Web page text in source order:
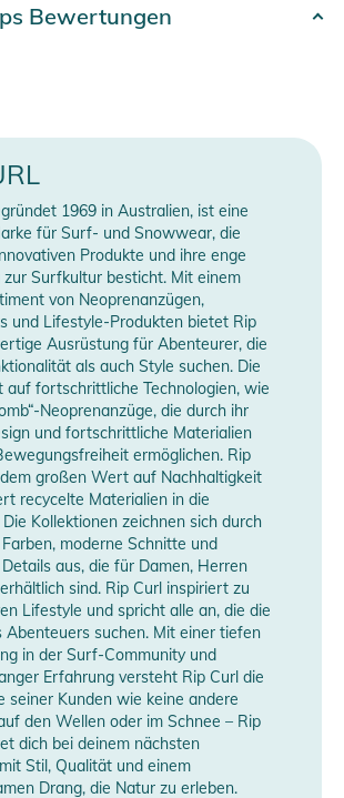
Klettverschluss
Herkunft
und
Sicherheitshinweise und Warnungen
Produkt.
100% Polyester
16
41
Herstellerangaben
anzeigen
Bewertungen
1969 in Australien, ist eine
für Surf- und Snowwear, die
Produkte und ihre enge
zur Surfkultur besticht. Mit einem
von Neoprenanzügen,
und Lifestyle-Produkten bietet Rip
Ausrüstung für Abenteurer, die
als auch Style suchen. Die
auf fortschrittliche Technologien, wie
Neoprenanzüge, die durch ihr
und fortschrittliche Materialien
ermöglichen. Rip
großen Wert auf Nachhaltigkeit
recycelte Materialien in die
Kollektionen zeichnen sich durch
moderne Schnitte und
aus, die für Damen, Herren
sind. Rip Curl inspiriert zu
Lifestyle und spricht alle an, die die
Abenteuers suchen. Mit einer tiefen
in der Surf-Community und
Erfahrung versteht Rip Curl die
seiner Kunden wie keine andere
den Wellen oder im Schnee – Rip
dich bei deinem nächsten
Stil, Qualität und einem
Drang, die Natur zu erleben.